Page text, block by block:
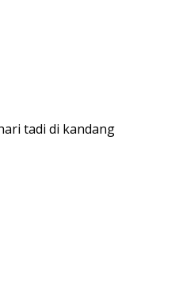
tadi di kandang